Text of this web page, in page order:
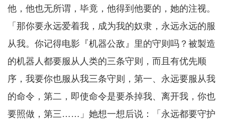
他，他也无所谓，毕竟，他得到他要的，她的注视。
「那你要永远爱着我，成为我的奴隶，永远永远的服
从我。你记得电影『机器公敌』里的守则吗？被製造
的机器人都要服从人类的三条守则，而且有优先顺
序，我要你也服从我三条守则，第一、永远要服从我
的命令，第二，即使命令是要杀掉我、离开我，你也
要照做，第三……」她想一想后说：「永远都要守护